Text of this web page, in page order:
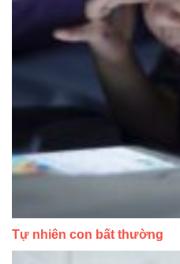
Tự nhiên con bất thường